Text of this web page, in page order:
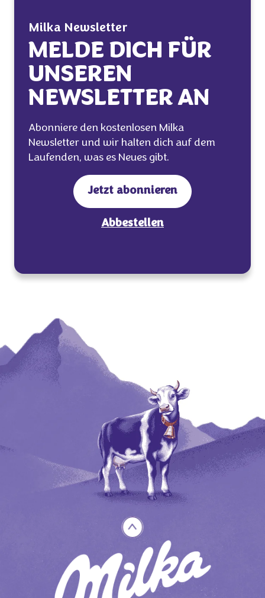
Milka Newsletter
MELDE DICH FÜR
UNSEREN
NEWSLETTER AN
Abonniere den kostenlosen Milka
Newsletter und wir halten dich auf dem
Laufenden, was es Neues gibt.
Jetzt abonnieren
Abbestellen